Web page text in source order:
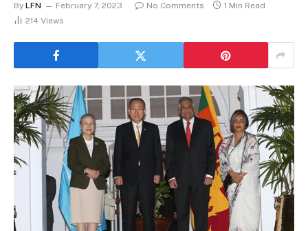
By LFN February 7, 2023 No Comments
1 Min Read
214 Views